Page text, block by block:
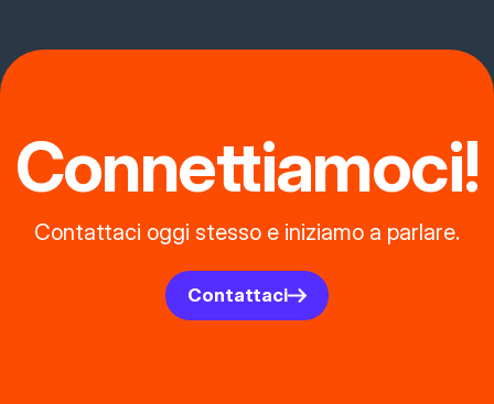
Connettiamoci!
Contattaci oggi stesso e iniziamo a parlare.
Contattaci